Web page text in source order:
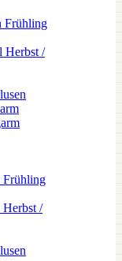
Frühling
Herbst /
Frühling
Herbst /